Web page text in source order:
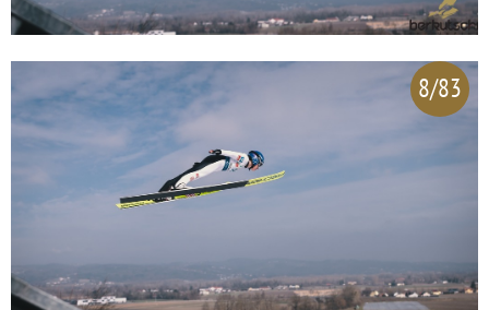
8/83